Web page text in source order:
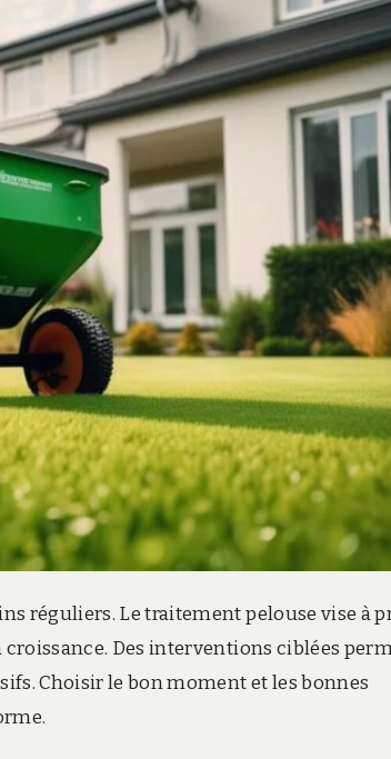
réguliers. Le traitement pelouse vise à
Des interventions ciblées
Choisir le bon moment et les bonnes